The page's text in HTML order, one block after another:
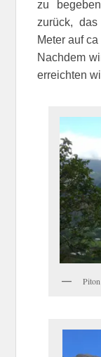
zu
zurück,
Meter auf
Nachdem
erreichten